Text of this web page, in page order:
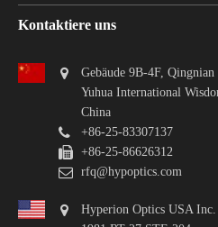
Kontaktiere uns
Gebäude 9B-4F,
Yuhua International
China
+86-25-83307137
+86-25-86626312
rfq@hypoptics.com
Hyperion Optics USA Inc.